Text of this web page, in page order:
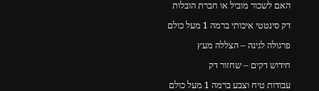
האם לשכור מוביל או חברת הובלות
דק סינטטי איכותי ברמה 1 מעל כולם
פרגולה לגינה – הצללה מעץ
חידוש דקים – שחזור דק
עבודות טיח וצבע ברמה 1 מעל כולם